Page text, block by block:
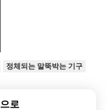
정체되는 말뚝박는 기구
로